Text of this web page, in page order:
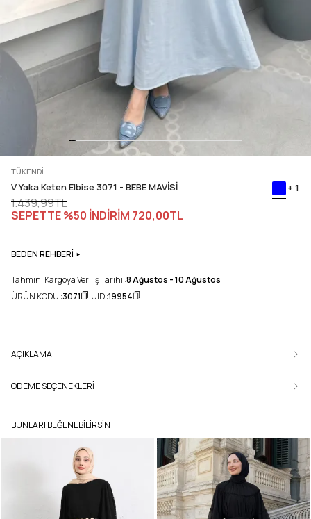
TÜKENDI
V Yaka Keten Elbise 3071 - BEBE MAVİSİ + 1
1.439,99TL
SEPETTE %50 İNDİRİM 720,00TL
BEDEN REHBERİ
Tahmini Kargoya Veriliş Tarihi :8 Ağustos - 10 Ağustos
ÜRÜN KODU :3071 UID :19954
AÇIKLAMA
ÖDEME SEÇENEKLERI
BUNLARI BEĞENEBILIRSIN